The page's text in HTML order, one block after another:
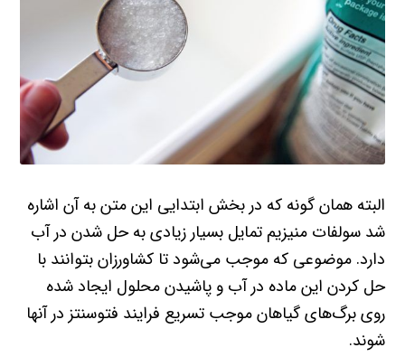
البته همان گونه که در بخش ابتدایی این متن به آن اشاره
شد سولفات منیزیم تمایل بسیار زیادی به حل شدن در آب
دارد. موضوعی که موجب می‌شود تا کشاورزان بتوانند با
حل کردن این ماده در آب و پاشیدن محلول ایجاد شده
روی برگ‌های گیاهان موجب تسریع فرایند فتوسنتز در آنها
شوند.